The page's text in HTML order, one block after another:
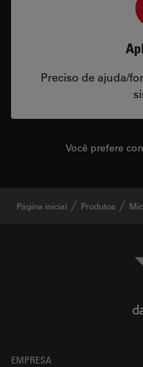
Preciso de ajuda/
Você prefere
Página inicial Produtos
EMPRESA